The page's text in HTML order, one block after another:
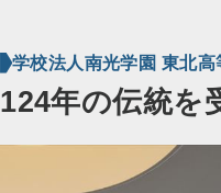
学校法人南光学園 東北
124年の伝統を